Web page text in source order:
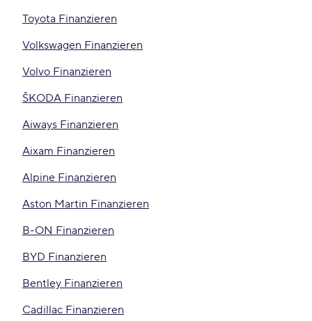
Toyota Finanzieren
Volkswagen Finanzieren
Volvo Finanzieren
ŠKODA Finanzieren
Aiways Finanzieren
Aixam Finanzieren
Alpine Finanzieren
Aston Martin Finanzieren
B-ON Finanzieren
BYD Finanzieren
Bentley Finanzieren
Cadillac Finanzieren